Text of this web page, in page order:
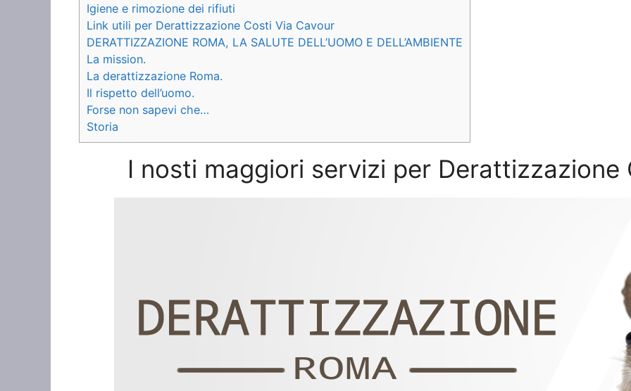
Igiene e rimozione dei rifiuti
Link utili per Derattizzazione Costi Via Cavour
DERATTIZZAZIONE ROMA, LA SALUTE DELL’UOMO E DELL’AMBIENTE
La mission.
La derattizzazione Roma.
Il rispetto dell’uomo.
Forse non sapevi che…
Storia
I nosti maggiori servizi per Derattizzazione